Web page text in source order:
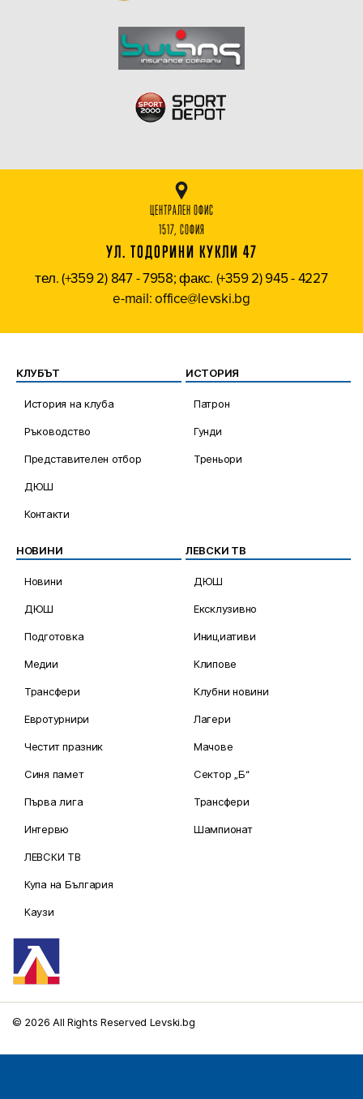
ЦЕНТРАЛЕН ОФИС
1517, СОФИЯ
УЛ. ТОДОРИНИ КУКЛИ 47
тел. (+359 2) 847 - 7958; факс. (+359 2) 945 - 4227
e-mail: office@levski.bg
КЛУБЪТ
История на клуба
Ръководство
Представителен отбор
ДЮШ
Контакти
ИСТОРИЯ
Патрон
Гунди
Треньори
НОВИНИ
Новини
ДЮШ
Подготовка
Медии
Трансфери
Евротурнири
Честит празник
Синя памет
Първа лига
Интервю
ЛЕВСКИ ТВ
Купа на България
Каузи
ЛЕВСКИ ТВ
ДЮШ
Ексклузивно
Инициативи
Клипове
Клубни новини
Лагери
Мачове
Сектор „Б“
Трансфери
Шампионат
© 2026 All Rights Reserved Levski.bg